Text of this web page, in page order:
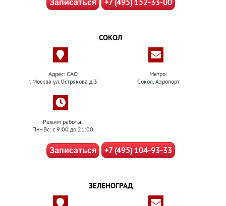
Записаться +7 (495) 152-33-00
СОКОЛ
Адрес: САО
г. Москва ул.Острякова д.3
Метро:
Сокол, Аэропорт
Режим работы:
Пн–Вс: с 9:00 до 21:00
Записаться +7 (495) 104-93-33
ЗЕЛЕНОГРАД